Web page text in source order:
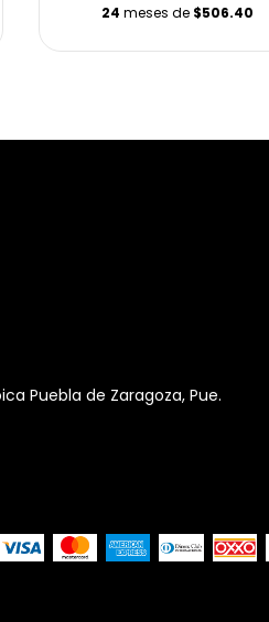
24 meses de $506.40
Puebla de Zaragoza, Pue.